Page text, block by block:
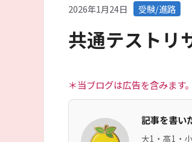
2026年1月24日 カ
テ
ゴ
リ
受験/進路
共通テストリ
＊当ブログは広告を含みます。
記事を書い
大1・高1・